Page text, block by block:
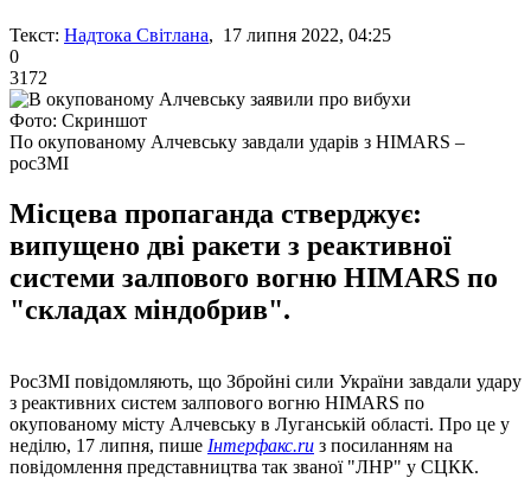
Текст: Надтока Світлана, 17 липня 2022, 04:25
0
3172
Фото: Скриншот
По окупованому Алчевську завдали ударів з HIMARS –
росЗМІ
Місцева пропаганда стверджує:
випущено дві ракети з реактивної
системи залпового вогню HIMARS по
"складах міндобрив".
РосЗМІ повідомляють, що Збройні сили України завдали удару
з реактивних систем залпового вогню HIMARS по
окупованому місту Алчевську в Луганській області. Про це у
неділю, 17 липня, пише Інтерфакс.ru з посиланням на
повідомлення представництва так званої "ЛНР" у СЦКК.